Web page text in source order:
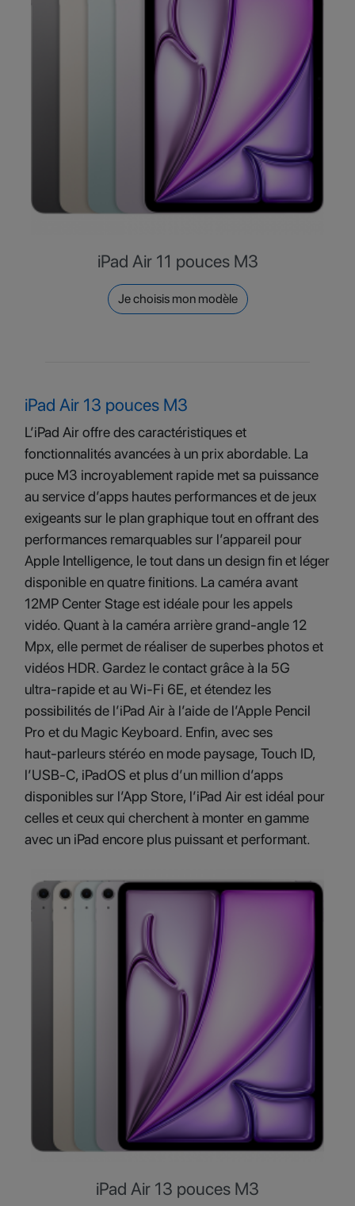
iPad Air 11 pouces M3
Je choisis mon modèle
iPad Air 13 pouces M3
L’iPad Air offre des caractéristiques et
fonctionnalités avancées à un prix abordable. La
puce M3 incroyablement rapide met sa puissance
au service d’apps hautes performances et de jeux
exigeants sur le plan graphique tout en offrant des
performances remarquables sur l’appareil pour
Apple Intelligence, le tout dans un design fin et léger
disponible en quatre finitions. La caméra avant
12MP Center Stage est idéale pour les appels
vidéo. Quant à la caméra arrière grand‑angle 12
Mpx, elle permet de réaliser de superbes photos et
vidéos HDR. Gardez le contact grâce à la 5G
ultra‑rapide et au Wi‑Fi 6E, et étendez les
possibilités de l’iPad Air à l’aide de l’Apple Pencil
Pro et du Magic Keyboard. Enfin, avec ses
haut‑parleurs stéréo en mode paysage, Touch ID,
l’USB‑C, iPadOS et plus d’un million d’apps
disponibles sur l’App Store, l’iPad Air est idéal pour
celles et ceux qui cherchent à monter en gamme
avec un iPad encore plus puissant et performant.
iPad Air 13 pouces M3